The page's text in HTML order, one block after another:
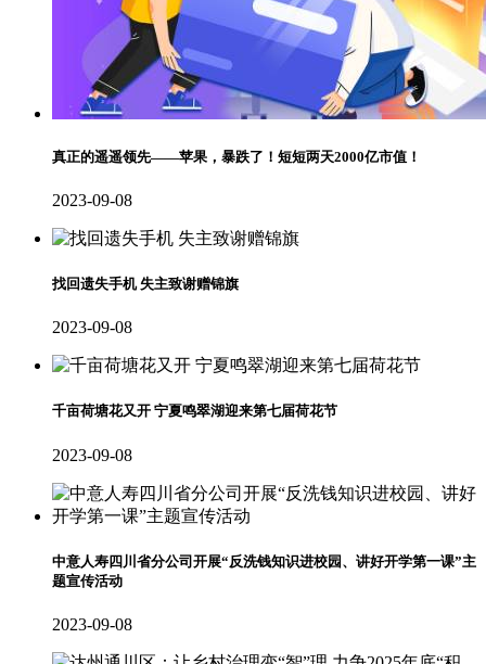
真正的遥遥领先——苹果，暴跌了！短短两天2000亿市值！
2023-09-08
找回遗失手机 失主致谢赠锦旗
2023-09-08
千亩荷塘花又开 宁夏鸣翠湖迎来第七届荷花节
2023-09-08
中意人寿四川省分公司开展“反洗钱知识进校园、讲好开学第一课”主
题宣传活动
2023-09-08